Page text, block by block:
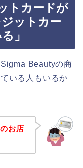
トカードが
ットカー
」
Beautyの商
いる人もいるか
お店